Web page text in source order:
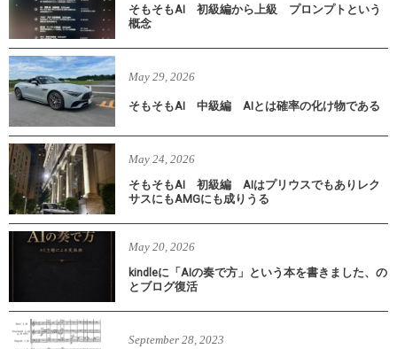
そもそもAI 初級編から上級 プロンプトという
概念
May 29, 2026
そもそもAI 中級編 AIとは確率の化け物である
May 24, 2026
そもそもAI 初級編 AIはプリウスでもありレク
サスにもAMGにも成りうる
May 20, 2026
kindleに「AIの奏で方」という本を書きました、の
とブログ復活
September 28, 2023